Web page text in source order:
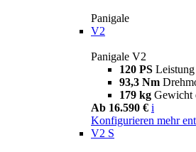
Panigale
V2
Panigale V2
120 PS Leistung
93,3 Nm
179 kg Gewicht
Ab 16.590 € i
Konfigurieren mehr
V2 S